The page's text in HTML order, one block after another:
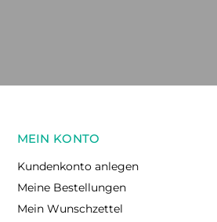
MEIN KONTO
Kundenkonto anlegen
Meine Bestellungen
Mein Wunschzettel